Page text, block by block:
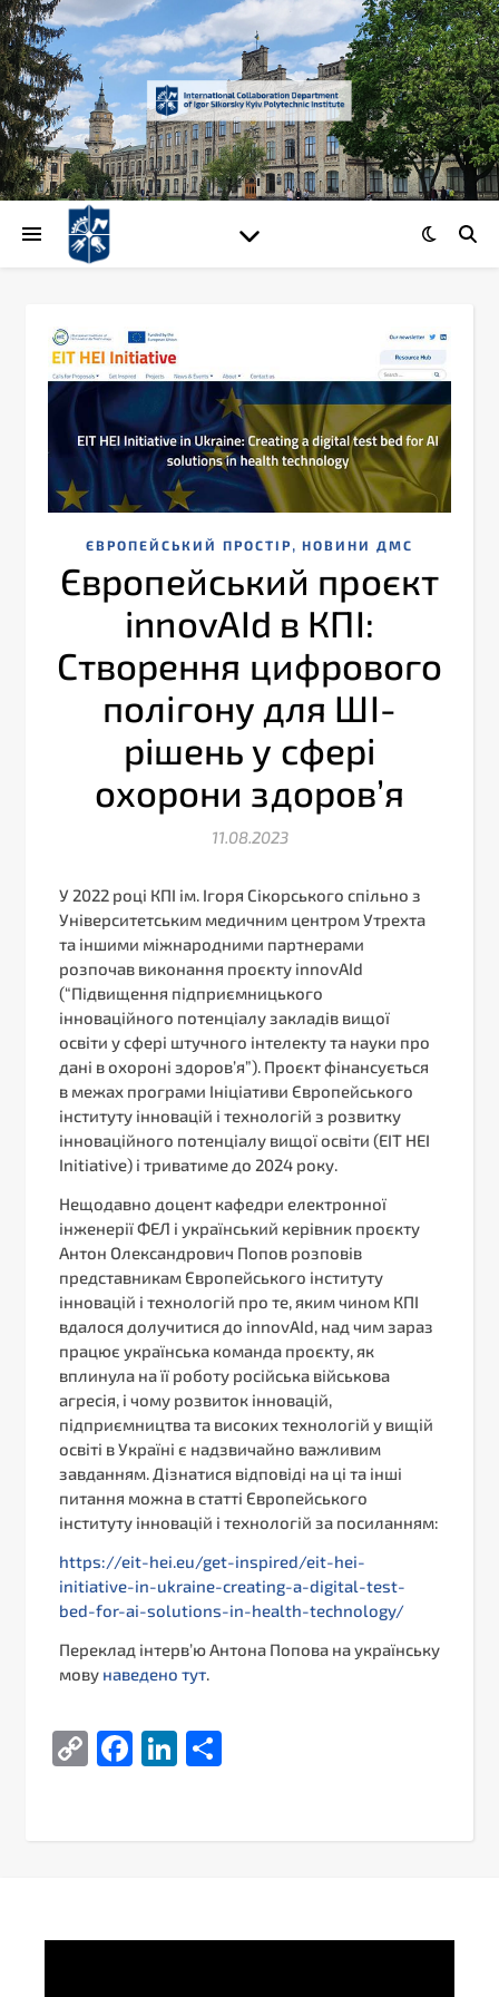
ЄВРОПЕЙСЬКИЙ ПРОСТІР , НОВИНИ ДМС
Європейський проєкт
innovAId в КПІ:
Створення цифрового
полігону для ШІ-
рішень у сфері
охорони здоров’я
11.08.2023
У 2022 році КПІ ім. Ігоря Сікорського спільно з
Університетським медичним центром Утрехта
та іншими міжнародними партнерами
розпочав виконання проєкту innovAId
(“Підвищення підприємницького
інноваційного потенціалу закладів вищої
освіти у сфері штучного інтелекту та науки про
дані в охороні здоров’я”). Проєкт фінансується
в межах програми Ініціативи Європейського
інституту інновацій і технологій з розвитку
інноваційного потенціалу вищої освіти (EIT HEI
Initiative) і триватиме до 2024 року.
Нещодавно доцент кафедри електронної
інженерії ФЕЛ і український керівник проєкту
Антон Олександрович Попов розповів
представникам Європейського інституту
інновацій і технологій про те, яким чином КПІ
вдалося долучитися до innovAId, над чим зараз
працює українська команда проєкту, як
вплинула на її роботу російська військова
агресія, і чому розвиток інновацій,
підприємництва та високих технологій у вищій
освіті в Україні є надзвичайно важливим
завданням. Дізнатися відповіді на ці та інші
питання можна в статті Європейського
інституту інновацій і технологій за посиланням:
https://eit-hei.eu/get-inspired/eit-hei-
initiative-in-ukraine-creating-a-digital-test-
bed-for-ai-solutions-in-health-technology/
Переклад інтерв’ю Антона Попова на українську
мову наведено тут.
CopyFacebook
LinkedIn